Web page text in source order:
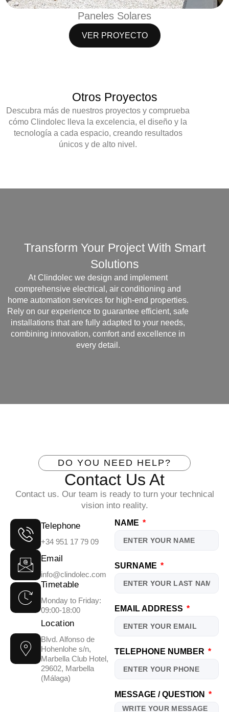
Paneles Solares
VER PROYECTO
Otros Proyectos
Descubra más de nuestros proyectos y comprueba
cómo Clindolec lleva laexcelencia, el diseño y la
tecnología a cada espacio, creando resultados
únicos y de alto nivel.
Transform Your Project With Smart
Solutions
At Clindolec we design and implement
comprehensive electrical, air conditioning and
home automation services for high-end properties.
Rely on our experience to guarantee efficient, safe
installations that are fully adapted to your needs,
combining innovation, comfort and excellence in
every detail.
DO YOU NEED HELP?
Contact Us At
Contact us. Our team is ready to turn your technical
vision into reality.
Telephone
+34 951 17 79 09
Email
info@clindolec.com
Timetable
Monday to Friday:
09:00-18:00
Location
Blvd. Alfonso de
Hohenlohe s/n,
Marbella Club Hotel,
29602, Marbella
(Málaga)
NAME
SURNAME
EMAIL ADDRESS
TELEPHONE NUMBER
MESSAGE / QUESTION